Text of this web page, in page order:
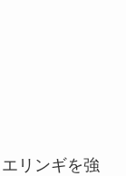
リンギを強